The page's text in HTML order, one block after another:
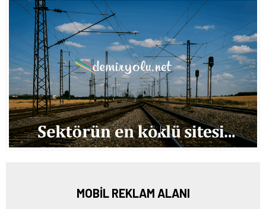
MOBİL REKLAM ALANI